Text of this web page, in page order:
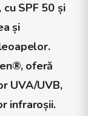
cu SPF 50 și
și
, oferă
UVA/UVB,
infraroșii.